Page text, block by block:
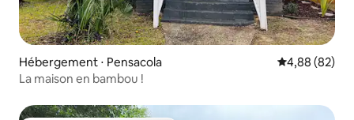
Hébergement ⋅ Pensacola Évaluation
4,88 (82)
La maison en bambou !